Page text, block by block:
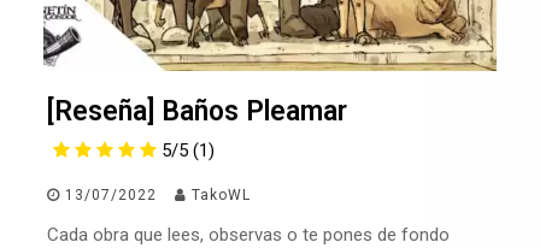
[Reseña] Baños Pleamar
5/5 (1)
13/07/2022 TakoWL
Cada obra que lees, observas o te pones de fondo